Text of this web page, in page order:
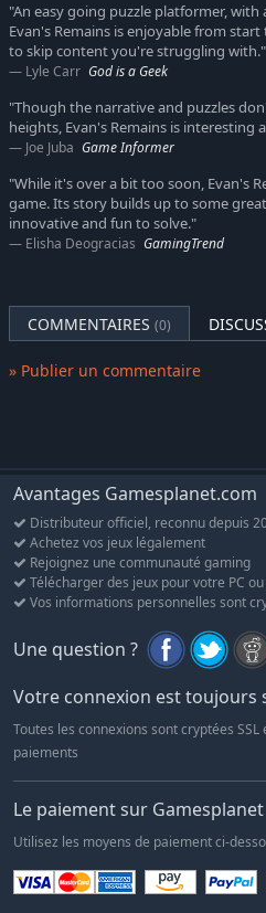
"An easy going puzzle platformer,
Evan's Remains is enjoyable from
to skip content you're struggling with."
Lyle Carr God is a Geek
"Though the narrative and puzzles
heights, Evan's Remains is interesting
Joe Juba Game Informer
"While it's over a bit too soon, Evan's
game. Its story builds up to some
innovative and fun to solve."
Elisha Deogracias GamingTrend
COMMENTAIRES (0)
» Publier un commentaire
Avantages Gamesplanet.com
Distributeur officiel, reconnu depuis
Achetez vos jeux légalement
Rejoignez une communauté gaming
Télécharger des jeux pour votre PC
Vos informations personnelles sont
Une question ?
Votre connexion est toujours
Toutes les connexions sont cryptées
paiements
Le paiement sur Gamesplanet
Utilisez les moyens de paiement ci-